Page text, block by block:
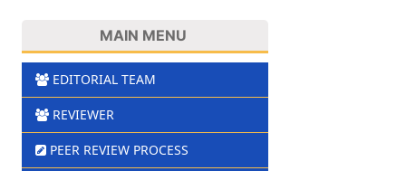
MAIN MENU
EDITORIAL TEAM
REVIEWER
PEER REVIEW PROCESS